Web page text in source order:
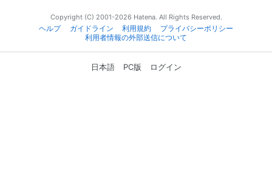
Copyright (C) 2001-2026 Hatena. All Rights Reserved.
ヘルプ
ガイドライン 利用規約
プライバシーポリシー
利用者情報の外部送信について
日本語 PC版 ログイン